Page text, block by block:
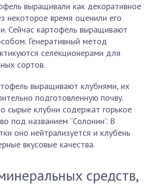
выращивали как декоративное
некоторое время оценили его
Сейчас картофель выращивают
Генеративный метод
селекционерами для
сортов.
выращивают клубнями, их
подготовленную почву.
сырые клубни содержат горькое
под названием “Солонин”. В
оно нейтрализуется и клубень
вкусовые качества.
средств,